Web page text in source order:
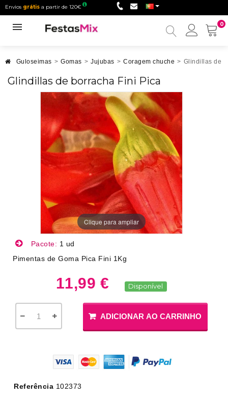
Envios grátis a partir de 120€
0
Minha
Guloseimas > Gomas > Jujubas > Coragem chuche > Glindillas de
Glindillas de borracha Fini Pica
Clique para ampliar
Pacote: 1 ud
Pimentas de Goma Pica Fini 1Kg
11,99 € Disponível
ADICIONAR AO CARRINHO
Referência 102373